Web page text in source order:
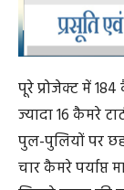
पूरे प्रोजेक्ट में
ज्यादा 16 कैमरे